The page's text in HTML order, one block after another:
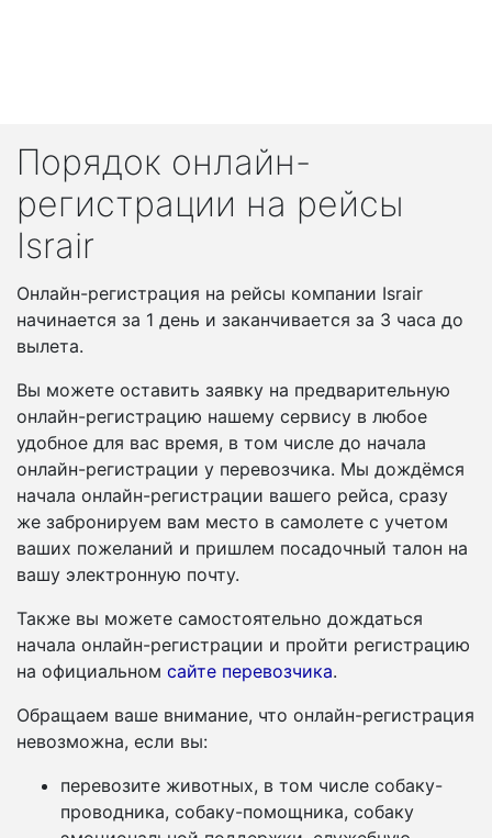
Порядок онлайн-
регистрации на рейсы
Israir
Онлайн-регистрация на рейсы компании Israir
начинается за 1 день и заканчивается за 3 часа до
вылета.
Вы можете оставить заявку на предварительную
онлайн-регистрацию нашему сервису в любое
удобное для вас время, в том числе до начала
онлайн-регистрации у перевозчика. Мы дождёмся
начала онлайн-регистрации вашего рейса, сразу
же забронируем вам место в самолете с учетом
ваших пожеланий и пришлем посадочный талон на
вашу электронную почту.
Также вы можете самостоятельно дождаться
начала онлайн-регистрации и пройти регистрацию
на официальном сайте перевозчика.
Обращаем ваше внимание, что онлайн-регистрация
невозможна, если вы:
перевозите животных, в том числе собаку-
проводника, собаку-помощника, собаку